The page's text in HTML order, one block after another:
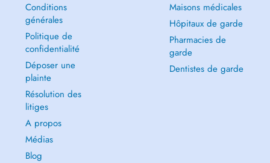
Conditions
générales
Politique de
confidentialité
Déposer une
plainte
Résolution des
litiges
A propos
Médias
Blog
Maisons médicales
Hôpitaux de garde
Pharmacies de
garde
Dentistes de garde